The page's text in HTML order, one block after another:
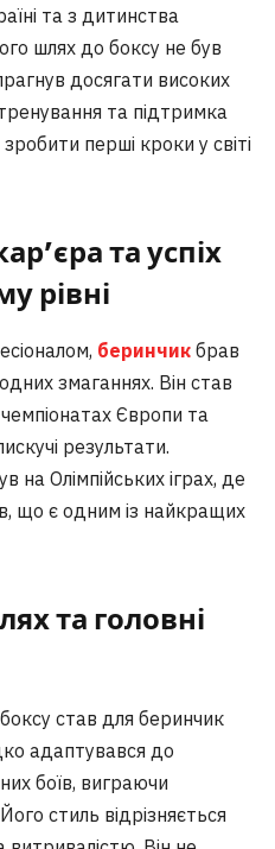
та з дитинства
шлях до боксу не був
досягати високих
та підтримка
перші кроки у світі
та успіх
рівні
беринчик брав
змаганнях. Він став
чемпіонатах Європи та
результати.
на Олімпійських іграх, де
що є одним із найкращих
та головні
став для беринчик
адаптувався до
боїв, виграючи
стиль відрізняється